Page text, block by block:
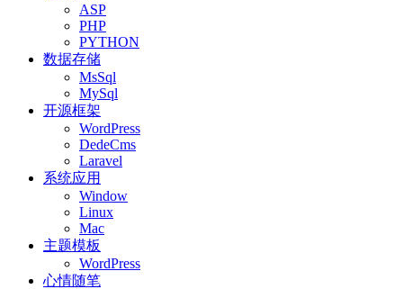
ASP
PHP
PYTHON
数据存储
MsSql
MySql
开源框架
WordPress
DedeCms
Laravel
系统应用
Window
Linux
Mac
主题模板
WordPress
心情随笔